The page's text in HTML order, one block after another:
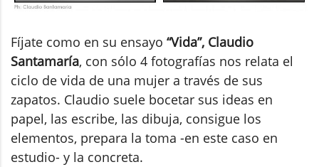
Fíjate como en su ensayo “Vida”, Claudio
Santamaría, con sólo 4 fotografías nos relata el
ciclo de vida de una mujer a través de sus
zapatos. Claudio suele bocetar sus ideas en
papel, las escribe, las dibuja, consigue los
elementos, prepara la toma -en este caso en
estudio- y la concreta.